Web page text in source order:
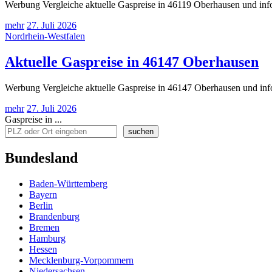
Werbung Vergleiche aktuelle Gaspreise in 46119 Oberhausen und
mehr 27. Juli 2026
Nordrhein-Westfalen
Aktuelle Gaspreise in 46147 Oberhausen
Werbung Vergleiche aktuelle Gaspreise in 46147 Oberhausen und
mehr 27. Juli 2026
Gaspreise in ...
suchen
Bundesland
Baden-Württemberg
Bayern
Berlin
Brandenburg
Bremen
Hamburg
Hessen
Mecklenburg-Vorpommern